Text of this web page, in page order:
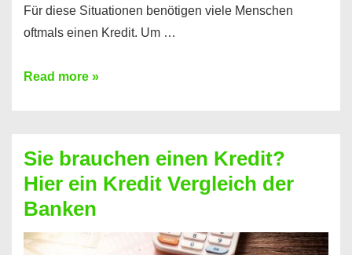
Für diese Situationen benötigen viele Menschen
oftmals einen Kredit. Um …
Brauchen
Summe
Geld?
Hier
einen
10000
Read more »
Sie brauchen einen Kredit?
Hier ein Kredit Vergleich der
Banken